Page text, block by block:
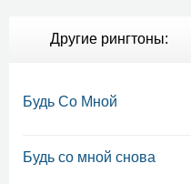
Другие рингтоны:
Будь Со Мной
Будь со мной снова